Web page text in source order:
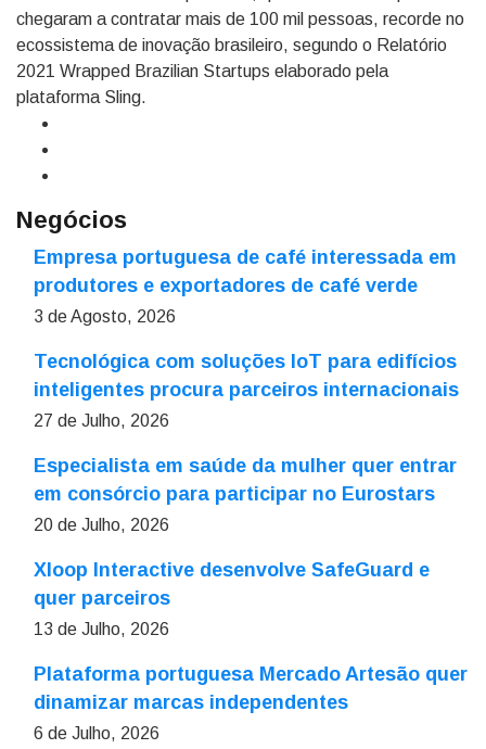
chegaram a contratar mais de 100 mil pessoas, recorde no
ecossistema de inovação brasileiro, segundo o Relatório
2021 Wrapped Brazilian Startups elaborado pela
plataforma Sling.
Negócios
Empresa portuguesa de café interessada em
produtores e exportadores de café verde
3 de Agosto, 2026
Tecnológica com soluções IoT para edifícios
inteligentes procura parceiros internacionais
27 de Julho, 2026
Especialista em saúde da mulher quer entrar
em consórcio para participar no Eurostars
20 de Julho, 2026
Xloop Interactive desenvolve SafeGuard e
quer parceiros
13 de Julho, 2026
Plataforma portuguesa Mercado Artesão quer
dinamizar marcas independentes
6 de Julho, 2026